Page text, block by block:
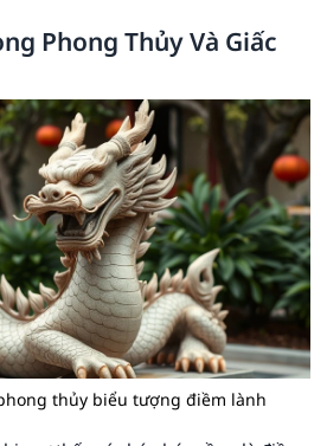
Phong Thủy Và Giấc
thủy biểu tượng điềm lành